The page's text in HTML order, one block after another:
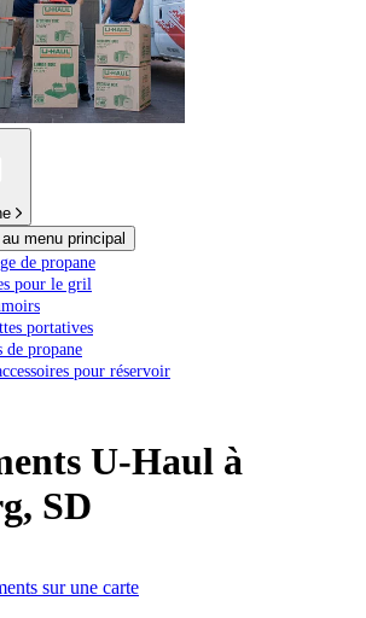
menu principal
de propane
pour le gril
portatives
de propane
pour réservoir
U-Haul à
SD
sur une carte